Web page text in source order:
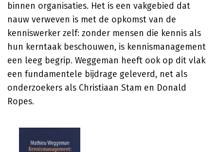
binnen organisaties. Het is een vakgebied dat
nauw verweven is met de opkomst van de
kenniswerker zelf: zonder mensen die kennis als
hun kerntaak beschouwen, is kennismanagement
een leeg begrip. Weggeman heeft ook op dit vlak
een fundamentele bijdrage geleverd, net als
onderzoekers als Christiaan Stam en Donald
Ropes.